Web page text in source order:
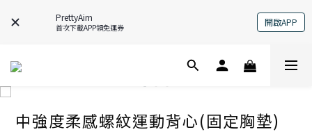
PrettyAim
首次下載APP領免運券 開啟APP
中強度柔感螺紋運動背心(固定胸墊)